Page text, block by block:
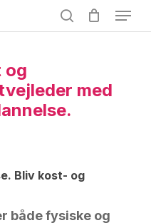
search
Menu
og
med
Bliv kost- og
både fysiske og